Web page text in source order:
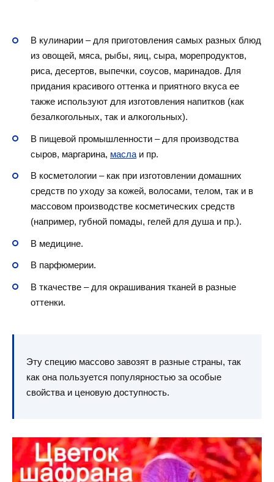
В кулинарии – для приготовления самых разных блюд
из овощей, мяса, рыбы, яиц, сыра, морепродуктов,
риса, десертов, выпечки, соусов, маринадов. Для
придания красивого оттенка и приятного вкуса ее
также используют для изготовления напитков (как
безалкогольных, так и алкогольных).
В пищевой промышленности – для производства
сыров, маргарина, масла и пр.
В косметологии – как при изготовлении домашних
средств по уходу за кожей, волосами, телом, так и в
массовом производстве косметических средств
(например, губной помады, гелей для душа и пр.).
В медицине.
В парфюмерии.
В ткачестве – для окрашивания тканей в разные
оттенки.
Эту специю массово завозят в разные страны, так
как она пользуется популярностью за особые
свойства и ценовую доступность.